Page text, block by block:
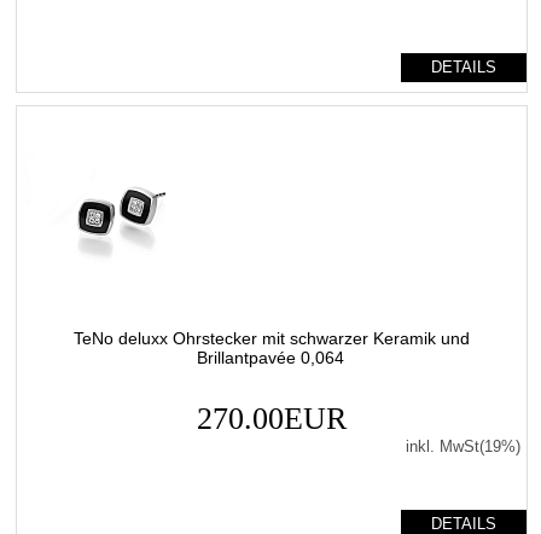
DETAILS
TeNo deluxx Ohrstecker mit schwarzer Keramik und
Brillantpavée 0,064
270.00EUR
inkl. MwSt(19%)
DETAILS